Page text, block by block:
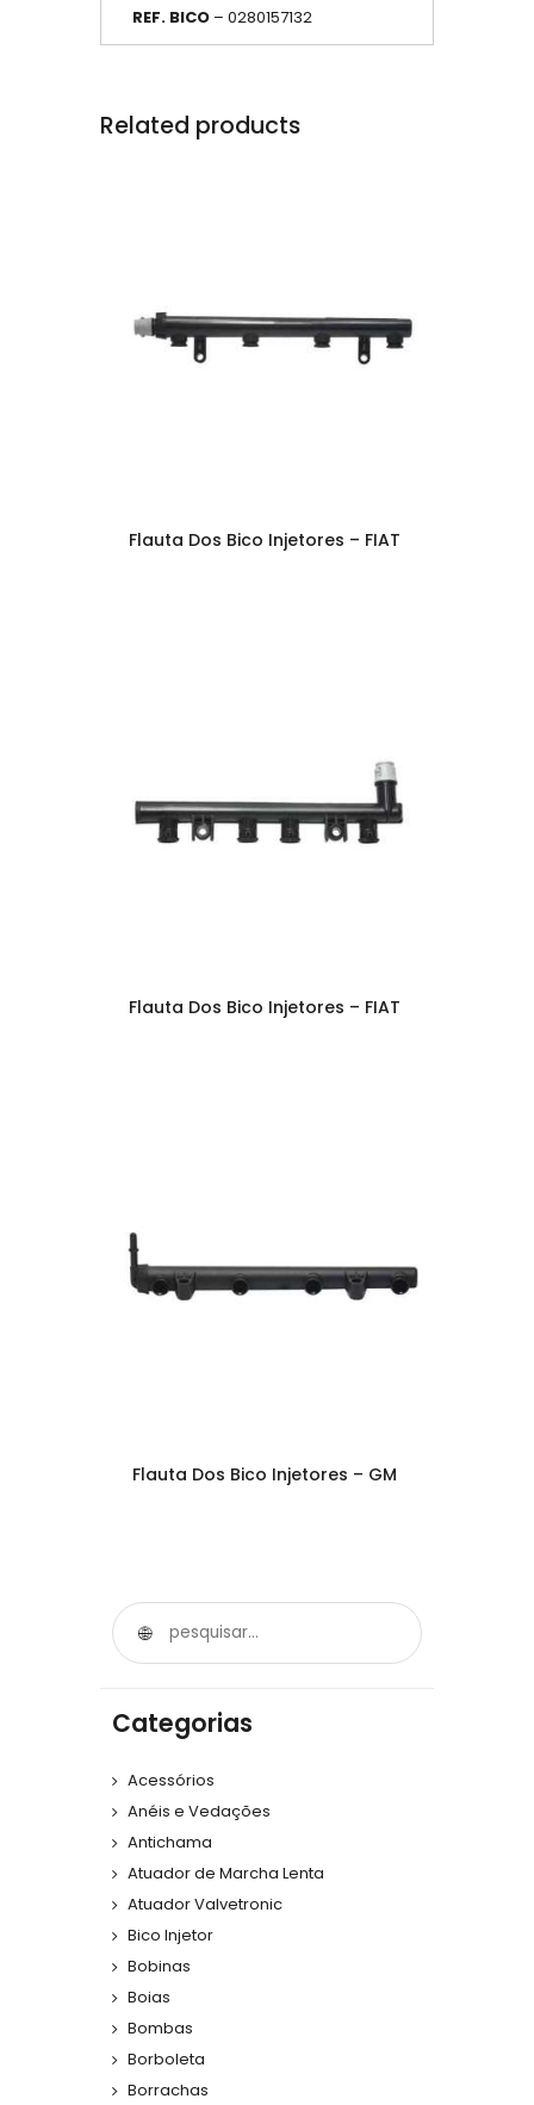
REF. BICO – 0280157132
Related products
Flauta Dos Bico Injetores – FIAT
Flauta Dos Bico Injetores – FIAT
Flauta Dos Bico Injetores – GM
Categorias
Acessórios
Anéis e Vedações
Antichama
Atuador de Marcha Lenta
Atuador Valvetronic
Bico Injetor
Bobinas
Boias
Bombas
Borboleta
Borrachas